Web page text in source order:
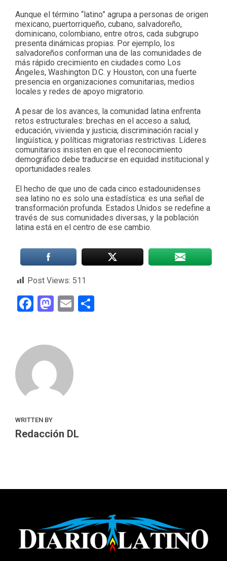
Aunque el término “latino” agrupa a personas de origen
mexicano, puertorriqueño, cubano, salvadoreño,
dominicano, colombiano, entre otros, cada subgrupo
presenta dinámicas propias. Por ejemplo, los
salvadoreños conforman una de las comunidades de
más rápido crecimiento en ciudades como Los
Ángeles, Washington D.C. y Houston, con una fuerte
presencia en organizaciones comunitarias, medios
locales y redes de apoyo migratorio.
A pesar de los avances, la comunidad latina enfrenta
retos estructurales: brechas en el acceso a salud,
educación, vivienda y justicia; discriminación racial y
lingüística; y políticas migratorias restrictivas. Líderes
comunitarios insisten en que el reconocimiento
demográfico debe traducirse en equidad institucional y
oportunidades reales.
El hecho de que uno de cada cinco estadounidenses
sea latino no es solo una estadística: es una señal de
transformación profunda. Estados Unidos se redefine a
través de sus comunidades diversas, y la población
latina está en el centro de ese cambio.
Post Views: 511
Facebook
Mastodon
Email
WRITTEN BY
Redacción DL